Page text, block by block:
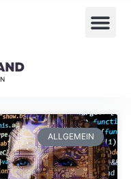
ALLGEMEIN